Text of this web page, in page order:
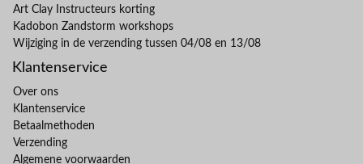
Art Clay Instructeurs korting
Kadobon Zandstorm workshops
Wijziging in de verzending tussen 04/08 en 13/08
Klantenservice
Over ons
Klantenservice
Betaalmethoden
Verzending
Algemene voorwaarden